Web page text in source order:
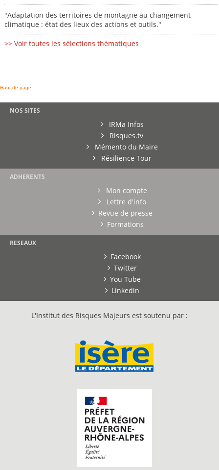
"Adaptation des territoires de montagne au changement
climatique : état des lieux des actions et outils."
>> Voir toutes les sélections thématiques
Haut de page
NOS SITES
IRMa Infos
Risques.tv
Mémento du Maire
Résilience Tour
ADHERENTS
Mon compte
Lettre d'info
Revue de presse
Formations
RESEAUX
Facebook
Twitter
You Tube
Linkedin
L'Institut des Risques Majeurs est soutenu par :